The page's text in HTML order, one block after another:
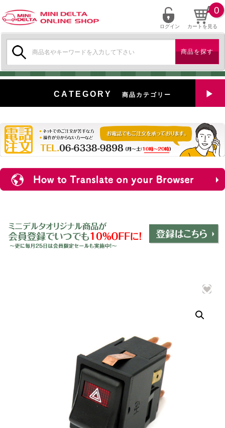
ログイン カートを見る
0
索:
CATEGORY 商品カテゴリー
特選中古車
対象商品
新入荷
ミニデルタオリジナルパーツ
サスペンション・ブレーキ
メンテナンス・工具ツール